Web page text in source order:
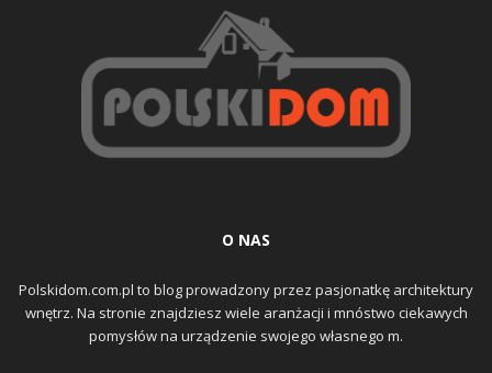
O NAS
Polskidom.com.pl to blog prowadzony przez pasjonatkę architektury
wnętrz. Na stronie znajdziesz wiele aranżacji i mnóstwo ciekawych
pomysłów na urządzenie swojego własnego m.